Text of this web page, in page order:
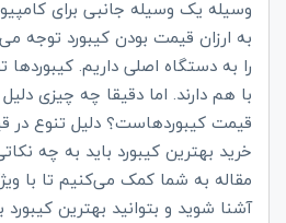
وسیله یک وسیله جانبی برای
به ارزان قیمت بودن کیبورد توجه
را به دستگاه اصلی داریم.
با هم دارند. اما دقیقا چه چیزی
قیمت کیبوردهاست؟ دلیل تنوع
خرید بهترین کیبورد باید به چه
مقاله به شما کمک می‌کنیم تا با
آشنا شوید و بتوانید بهترین کیبورد